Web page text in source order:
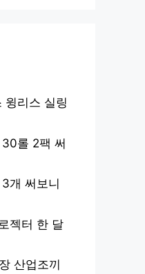
윙리스 실링
롤 2팩 써
개 써보니
젝터 한 달
산업조끼